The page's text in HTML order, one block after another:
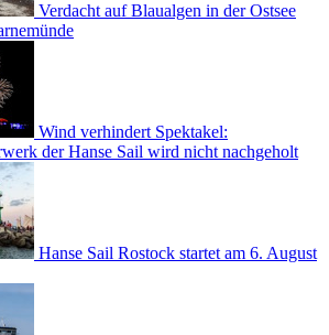
Verdacht auf Blaualgen in der Ostsee
Wind verhindert Spektakel:
der Hanse Sail wird nicht nachgeholt
Hanse Sail Rostock startet am 6. August